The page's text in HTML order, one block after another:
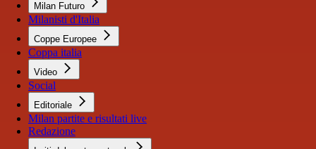
Milan Futuro
Milanisti d'Italia
Coppe Europee
Coppa italia
Video
Social
Editoriale
Milan partite e risultati live
Redazione